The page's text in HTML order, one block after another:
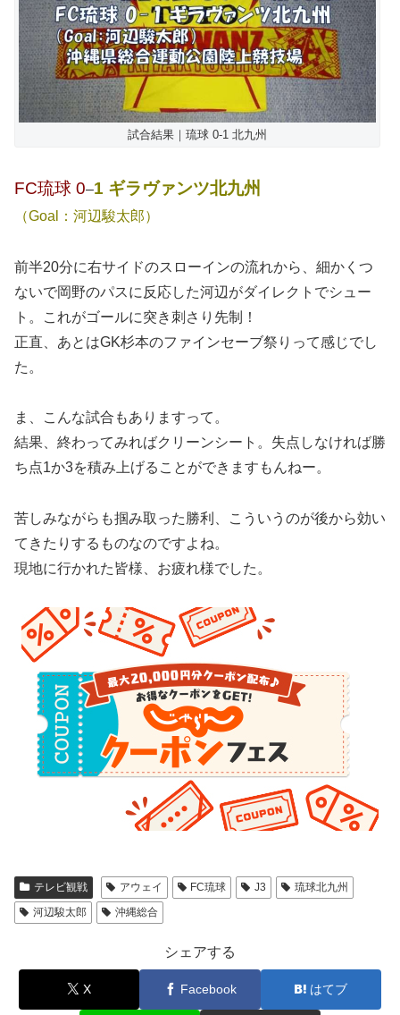
試合結果｜琉球 0-1 北九州
FC琉球 0–1 ギラヴァンツ北九州
（Goal：河辺駿太郎）
前半20分に右サイドのスローインの流れから、細かくつ
ないで岡野のパスに反応した河辺がダイレクトでシュー
ト。これがゴールに突き刺さり先制！
正直、あとはGK杉本のファインセーブ祭りって感じでし
た。
ま、こんな試合もありますって。
結果、終わってみればクリーンシート。失点しなければ勝
ち点1か3を積み上げることができますもんねー。
苦しみながらも掴み取った勝利、こういうのが後から効い
てきたりするものなのですよね。
現地に行かれた皆様、お疲れ様でした。
テレビ観戦 アウェイ FC琉球 J3
琉球北九州
河辺駿太郎
沖縄総合
シェアする
X Facebook はてブ